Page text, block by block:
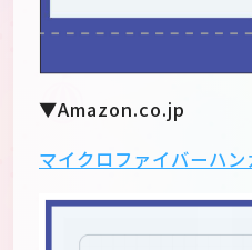
▼Amazon.co.jp
マイクロファイバーハン